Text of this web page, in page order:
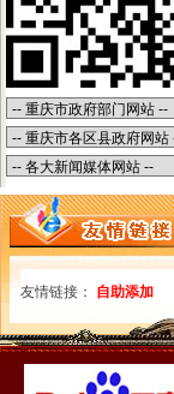
在东莞开奶茶店,需要
四川路桥：发行股份
供应哪些公司需办税
新办企业无须申领税
请问办税务登记证需
三峡广场办税务登记
6月13日莆田市涵江
重庆市沙坪坝区妇幼
重庆一般纳税人申请
《小艾上班记——真账
真账实操——从手工建
青木关办税务登记证
精准扶贫动员大会讲
柳河国地税局联合办
友情链接： 自助添加